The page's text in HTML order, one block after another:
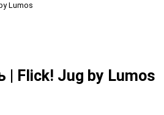
| Flick! Jug by Lumos